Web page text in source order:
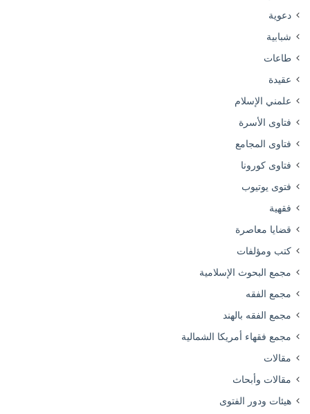
دعوية
شبابية
طاعات
عقيدة
علمني الإسلام
فتاوى الأسرة
فتاوى المجامع
فتاوى كورونا
فتوى يوتيوب
فقهية
قضايا معاصرة
كتب ومؤلفات
مجمع البحوث الإسلامية
مجمع الفقه
مجمع الفقه بالهند
مجمع فقهاء أمريكا الشمالية
مقالات
مقالات وأبحاث
هيئات ودور الفتوى